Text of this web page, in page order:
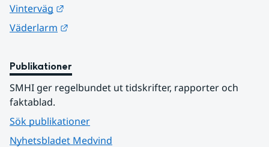
Vinterväg
Väderlarm
Publikationer
SMHI ger regelbundet ut tidskrifter, rapporter och
faktablad.
Sök publikationer
Nyhetsbladet Medvind